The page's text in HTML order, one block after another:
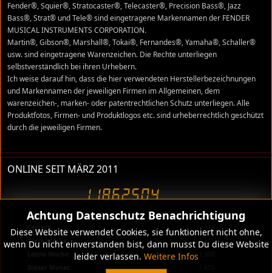
Achtung Datenschutz Benachrichtigung
Diese Website verwendet Cookies, sie funktioniert nicht ohne,
wenn Du nicht einverstanden bist, dann musst Du diese Website
leider verlassen. Weitere Infos
Fender®, Squier®, Stratocaster®, Telecaster®, Precision Bass®, Jazz
Bass®, Strat® und Tele® sind eingetragene Markennamen der FENDER
MUSICAL INSTRUMENTS CORPORATION.
Martin®, Gibson®, Marshall®, Tokai®, Fernandes®, Yamaha®, Schaller®
usw. sind eingetragene Warenzeichen. Die Rechte unterliegen
selbstverständlich bei ihren Urhebern.
Ich weise darauf hin, dass die hier verwendeten Herstellerbezeichnungen
und Markennamen der jeweiligen Firmen im Allgemeinen, dem
warenzeichen-, marken- oder patentrechtlichen Schutz unterliegen. Alle
Produktfotos, Firmen- und Produktlogos etc. sind urheberrechtlich geschützt
durch die jeweiligen Firmen.
ONLINE SEIT MÄRZ 2011
Heute:
329
Gestern:
319
Diese Woche:
1.311